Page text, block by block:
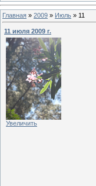
Главная » 2009 » Июль » 11
11 июля 2009 г.
Увеличить